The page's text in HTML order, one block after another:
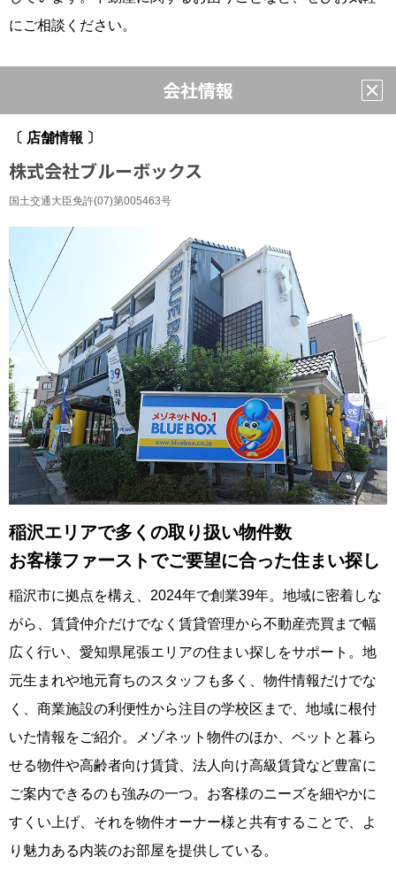
にご相談ください。
会社情報
〔 店舗情報 〕
株式会社ブルーボックス
国土交通大臣免許(07)第005463号
稲沢エリアで多くの取り扱い物件数
お客様ファーストでご要望に合った住まい探し
稲沢市に拠点を構え、2024年で創業39年。地域に密着しな
がら、賃貸仲介だけでなく賃貸管理から不動産売買まで幅
広く行い、愛知県尾張エリアの住まい探しをサポート。地
元生まれや地元育ちのスタッフも多く、物件情報だけでな
く、商業施設の利便性から注目の学校区まで、地域に根付
いた情報をご紹介。メゾネット物件のほか、ペットと暮ら
せる物件や高齢者向け賃貸、法人向け高級賃貸など豊富に
ご案内できるのも強みの一つ。お客様のニーズを細やかに
すくい上げ、それを物件オーナー様と共有することで、よ
り魅力ある内装のお部屋を提供している。